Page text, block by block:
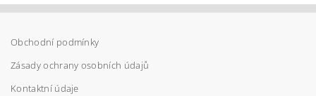
Obchodní podmínky
Zásady ochrany osobních údajů
Kontaktní údaje